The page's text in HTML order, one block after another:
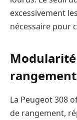
excessivement
nécessaire pour
Modularité
La Peugeot 308
de rangement,